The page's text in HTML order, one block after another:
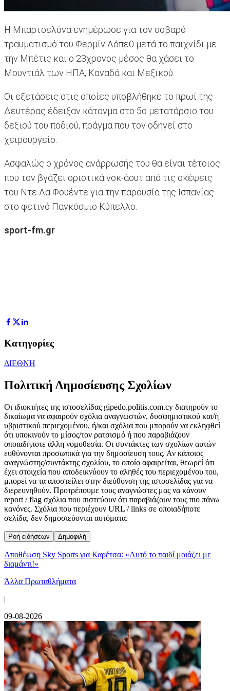
Η Μπαρτσελόνα ενημέρωσε για τον σοβαρό
τραυματισμό του Φερμίν Λόπεθ μετά το παιχνίδι με
την Μπέτις και ο 23χρονος μέσος θα χάσει το
Μουντιάλ των ΗΠΑ, Καναδά και Μεξικού.
Οι εξετάσεις στις οποίες υποβλήθηκε το πρωί της
Δευτέρας έδειξαν κάταγμα στο 5ο μετατάρσιο του
δεξιού του ποδιού, πράγμα που τον οδηγεί στο
χειρουργείο.
Ασφαλώς ο χρόνος ανάρρωσής του θα είναι τέτοιος
που τον βγάζει οριστικά νοκ-άουτ από τις σκέψεις
του Ντε Λα Φουέντε για την παρουσία της Ισπανίας
στο φετινό Παγκόσμιο Κύπελλο.
sport-fm.gr
Κατηγορίες
ΔΙΕΘΝΗ
Πολιτική Δημοσίευσης Σχολίων
Οι ιδιοκτήτες της ιστοσελίδας gipedo.politis.com.cy διατηρούν το
δικαίωμα να αφαιρούν σχόλια αναγνωστών, δυσφημιστικού και/ή
υβριστικού περιεχομένου, ή/και σχόλια που μπορούν να εκληφθεί
ότι υποκινούν το μίσος/τον ρατσισμό ή που παραβιάζουν
οποιαδήποτε άλλη νομοθεσία. Οι συντάκτες των σχολίων αυτών
ευθύνονται προσωπικά για την δημοσίευση τους. Αν κάποιος
αναγνώστης/συντάκτης σχολίου, το οποίο αφαιρείται, θεωρεί ότι
έχει στοιχεία που αποδεικνύουν το αληθές του περιεχομένου του,
μπορεί να τα αποστείλει στην διεύθυνση της ιστοσελίδας για να
διερευνηθούν. Προτρέπουμε τους αναγνώστες μας να κάνουν
report / flag σχόλια που πιστεύουν ότι παραβιάζουν τους πιο πάνω
κανόνες. Σχόλια που περιέχουν URL / links σε οποιαδήποτε
σελίδα, δεν δημοσιεύονται αυτόματα.
Ροή ειδήσεων Δημοφιλή
Αποθέωση Sky Sports για Καρέτσα: «Αυτό το παιδί μοιάζει με
διαμάντι!»
Άλλα Πρωταθλήματα
|
09-08-2026